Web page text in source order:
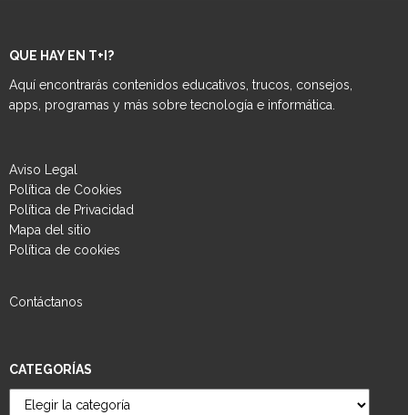
QUE HAY EN T+I?
Aquí encontrarás contenidos educativos, trucos, consejos,
apps, programas y más sobre tecnología e informática.
Aviso Legal
Política de Cookies
Política de Privacidad
Mapa del sitio
Política de cookies
Contáctanos
CATEGORÍAS